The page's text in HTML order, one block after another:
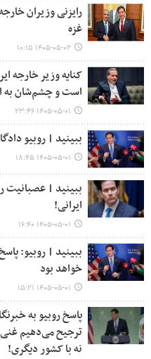
رایزنی وزیران
غزه
۱۴۰۵-۰۵-۰۲ ۱۰:۱۵
کنایه وزیر خارجه
است و چشم‌شان به
۱۴۰۵-۰۵-۰۱ ۲۳:۴۶
ببینید | روبیو
۱۴۰۵-۰۵-۰۱ ۱۸:۴۵
ببینید | عصبانیت
ایرانی!
۱۴۰۵-۰۵-۰۱ ۱۶:۴۰
ببینید | روبیو:
خواهد بود
۱۴۰۵-۰۵-۰۱ ۱۵:۲۱
پاسخ روبیو به
ترجیح می‌دهیم غنی
نه با کشور دیگری!